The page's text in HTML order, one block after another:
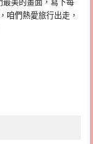
美的畫面，寫下每
咱們熱愛旅行出走，